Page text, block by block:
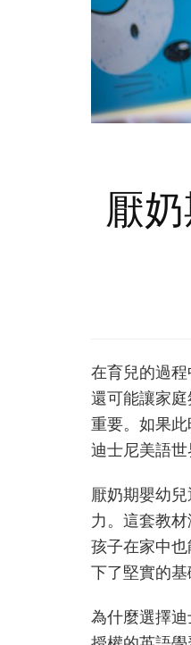
厭
在育兒的過
還可能讓家
重要。如果
迪士尼美語世
厭奶期嬰幼
力。這套教
孩子在家中
下了堅實的基
為什麼選擇